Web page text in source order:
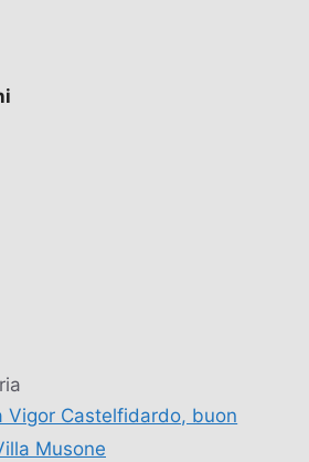
Vigor Castelfidardo, buon
Musone